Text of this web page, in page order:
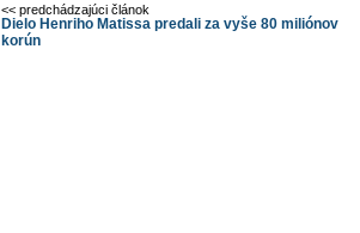
<< predchádzajúci článok
Dielo Henriho Matissa predali za vyše 80 miliónov
korún